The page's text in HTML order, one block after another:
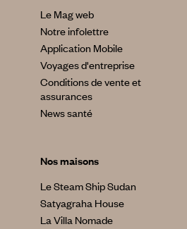
Le Mag web
Notre infolettre
Application Mobile
Voyages d'entreprise
Conditions de vente et
assurances
News santé
Nos maisons
Le Steam Ship Sudan
Satyagraha House
La Villa Nomade